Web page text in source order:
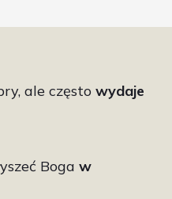
ale często wydaje
Boga w